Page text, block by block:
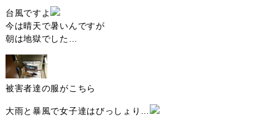
台風ですよ
今は晴天で暑いんですが
朝は地獄でした…
被害者達の服がこちら
大雨と暴風で女子達はびっしょり…